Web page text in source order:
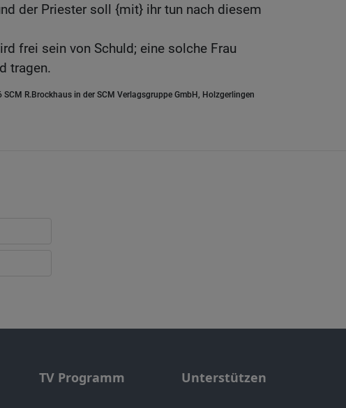
der Priester soll {mit} ihr tun nach diesem
frei sein von Schuld; eine solche Frau
tragen.
R.Brockhaus in der SCM Verlagsgruppe GmbH, Holzgerlingen
TV Programm Unterstützen